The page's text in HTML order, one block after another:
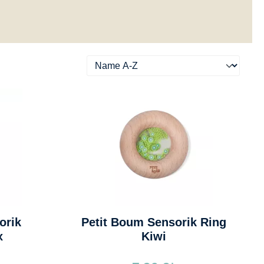
Petit Boum Sensorik Ring
Kiwi